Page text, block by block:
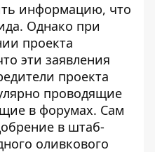
информацию, что
Однако при
проекта
эти заявления
проекта
проводящие
в форумах. Сам
в штаб-
оливкового